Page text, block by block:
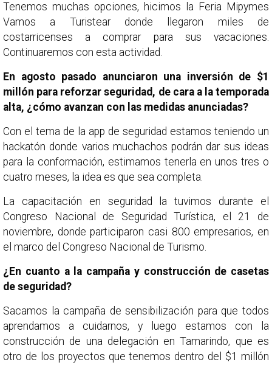
Tenemos muchas opciones, hicimos la Feria Mipymes
Vamos a Turistear donde llegaron miles de
costarricenses a comprar para sus vacaciones.
Continuaremos con esta actividad.
En agosto pasado anunciaron una inversión de $1
millón para reforzar seguridad, de cara a la temporada
alta, ¿cómo avanzan con las medidas anunciadas?
Con el tema de la app de seguridad estamos teniendo un
hackatón donde varios muchachos podrán dar sus ideas
para la conformación, estimamos tenerla en unos tres o
cuatro meses, la idea es que sea completa.
La capacitación en seguridad la tuvimos durante el
Congreso Nacional de Seguridad Turística, el 21 de
noviembre, donde participaron casi 800 empresarios, en
el marco del Congreso Nacional de Turismo.
¿En cuanto a la campaña y construcción de casetas
de seguridad?
Sacamos la campaña de sensibilización para que todos
aprendamos a cuidarnos, y luego estamos con la
construcción de una delegación en Tamarindo, que es
otro de los proyectos que tenemos dentro del $1 millón